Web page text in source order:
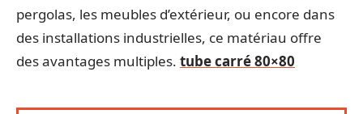
pergolas, les meubles d’extérieur, ou encore dans
des installations industrielles, ce matériau offre
des avantages multiples. tube carré 80×80